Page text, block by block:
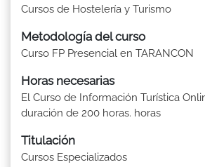
Cursos de Hostelería y Turismo
Metodología del curso
Curso FP Presencial en TARANCON
Horas necesarias
El Curso de Información Turística
duración de 200 horas. horas
Titulación
Cursos Especializados